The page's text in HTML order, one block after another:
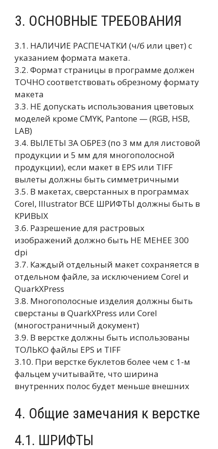
3. ОСНОВНЫЕ ТРЕБОВАНИЯ
3.1. НАЛИЧИЕ РАСПЕЧАТКИ (ч/б или цвет) с
указанием формата макета.
3.2. Формат страницы в программе должен
ТОЧНО соответствовать обрезному формату
макета
3.3. НЕ допускать использования цветовых
моделей кроме CMYK, Pantone — (RGB, HSB,
LAB)
3.4. ВЫЛЕТЫ ЗА ОБРЕЗ (по 3 мм для листовой
продукции и 5 мм для многополосной
продукции), если макет в EPS или TIFF
вылеты должны быть симметричными
3.5. В макетах, сверстанных в программах
Corel, Illustrator ВСЕ ШРИФТЫ должны быть в
КРИВЫХ
3.6. Разрешение для растровых
изображений должно быть НЕ МЕНЕЕ 300
dpi
3.7. Каждый отдельный макет сохраняется в
отдельном файле, за исключением Corel и
QuarkXPress
3.8. Многополосные изделия должны быть
сверстаны в QuarkXPress или Corel
(многостраничный документ)
3.9. В верстке должны быть использованы
ТОЛЬКО файлы EPS и TIFF
3.10. При верстке буклетов более чем с 1-м
фальцем учитывайте, что ширина
внутренних полос будет меньше внешних
4. Общие замечания к верстке
4.1. ШРИФТЫ